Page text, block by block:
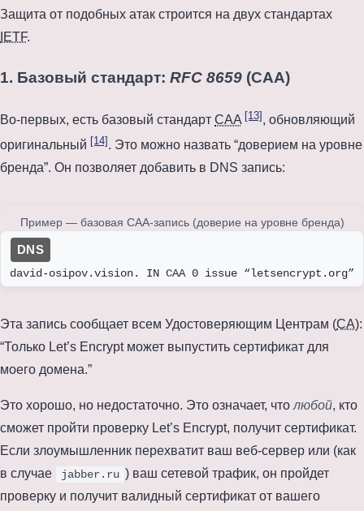
Защита от подобных атак строится на двух стандартах
IETF.
1. Базовый стандарт: RFC 8659 (CAA)
Во-первых, есть базовый стандарт CAA [13] , обновляющий
оригинальный [14] . Это можно назвать “доверием на уровне
бренда”. Он позволяет добавить в DNS запись:
Пример — базовая CAA-запись (доверие на уровне бренда)
david-osipov.vision. IN CAA 0 issue “letsencrypt.org”
Эта запись сообщает всем Удостоверяющим Центрам (CA):
“Только Let’s Encrypt может выпустить сертификат для
моего домена.”
Это хорошо, но недостаточно. Это означает, чтолюбой, кто
сможет пройти проверку Let’s Encrypt, получит сертификат.
Если злоумышленник перехватит ваш веб-сервер или (как
в случае
jabber.ru ) ваш сетевой трафик, он пройдет
проверку и получит валидный сертификат от вашего